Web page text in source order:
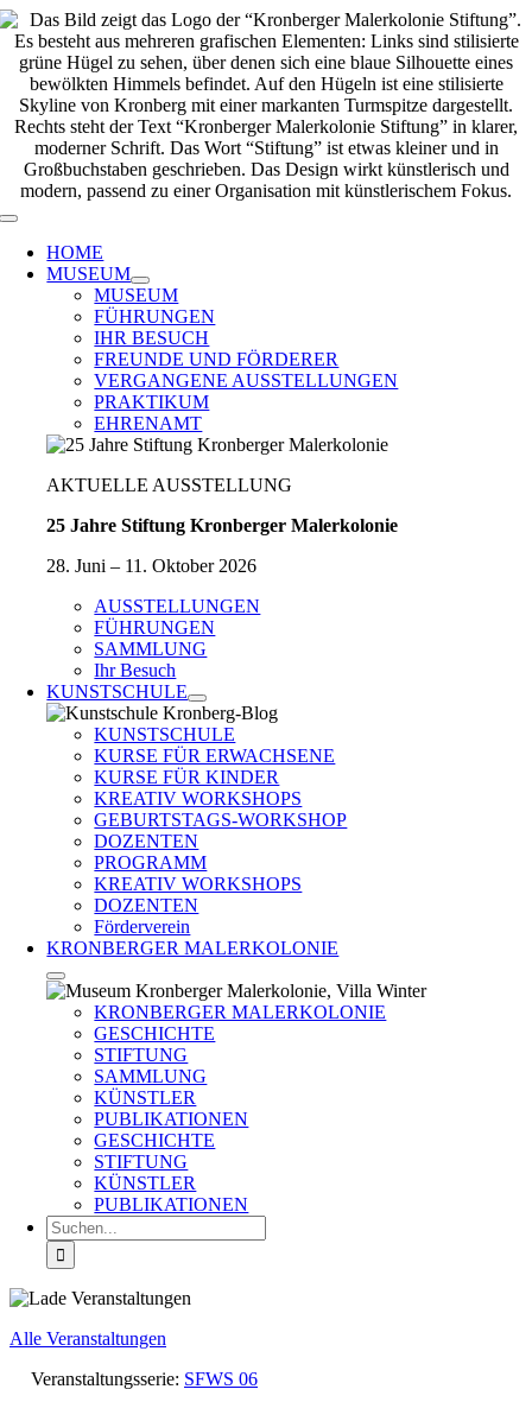
Zum
Inhalt
springen
Toggle
Navigation
HOME
MUSEUM
MUSEUM
FÜHRUNGEN
IHR BESUCH
FREUNDE UND FÖRDERER
VERGANGENE AUSSTELLUNGEN
PRAKTIKUM
EHRENAMT
AKTUELLE AUSSTELLUNG
25 Jahre Stiftung Kronberger Malerkolonie
28. Juni – 11. Oktober 2026
AUSSTELLUNGEN
FÜHRUNGEN
SAMMLUNG
Ihr Besuch
KUNSTSCHULE
KUNSTSCHULE
KURSE FÜR ERWACHSENE
KURSE FÜR KINDER
KREATIV WORKSHOPS
GEBURTSTAGS-WORKSHOP
DOZENTEN
PROGRAMM
KREATIV WORKSHOPS
DOZENTEN
Förderverein
KRONBERGER MALERKOLONIE
KRONBERGER MALERKOLONIE
GESCHICHTE
STIFTUNG
SAMMLUNG
KÜNSTLER
PUBLIKATIONEN
GESCHICHTE
STIFTUNG
KÜNSTLER
PUBLIKATIONEN
Suche
nach:
Alle Veranstaltungen
Veranstaltungsserie: SFWS 06